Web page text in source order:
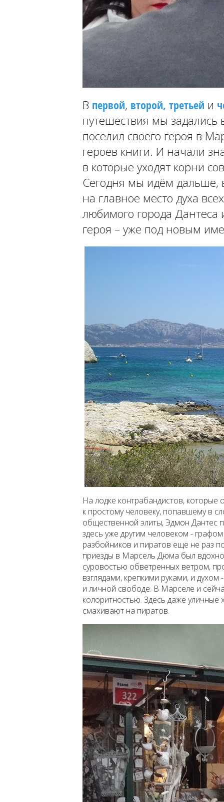
В первой, второй, третьей и
путешествия мы задались
поселил своего героя в
героев книги. И начали
в которые уходят корни
Сегодня мы идём дальше,
на главное место духа
любимого города
героя – уже под новым
На лодке контрабандистов, которые
к простому человеку, попавшему в
общественной элиты, Эдмон Дантес
здесь уже другим человеком -
разбойников и пиратов еще не раз
приезды в Марсель Дюма был
суровостью обветренных ветром,
взглядами, крепкими руками, и
и личной свободе. В Марселе и
колоритностью. Здесь даже
смахивают на пиратов.